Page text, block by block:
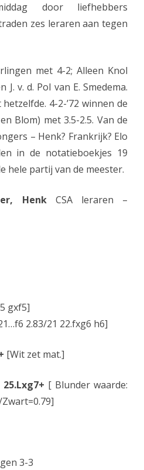
door liefhebbers
zes leraren aan tegen
met 4-2; Alleen Knol
J. v. d. Pol van E. Smedema.
4-2-’72 winnen de
Blom) met 3.5-2.5. Van de
– Henk? Frankrijk? Elo
in de notatieboekjes 19
hele partij van de meester.
Henk CSA leraren –
gxf5]
2.83/21 22.fxg6 h6]
[Wit zet mat.]
[ Blunder waarde:
3-3